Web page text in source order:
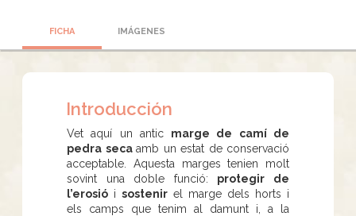
FICHA IMÁGENES
Introducción
Vet aquí un antic marge de camí de
pedra seca amb un estat de conservació
acceptable. Aquesta marges tenien molt
sovint una doble funció: protegir de
l’erosió i sostenir el marge dels horts i
els camps que tenim al damunt i, a la